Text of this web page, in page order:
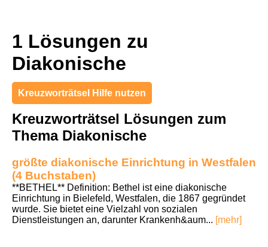
1 Lösungen zu
Diakonische
Kreuzworträtsel Hilfe nutzen
Kreuzworträtsel Lösungen zum
Thema Diakonische
größte diakonische Einrichtung in Westfalen
(4 Buchstaben)
**BETHEL** Definition: Bethel ist eine diakonische
Einrichtung in Bielefeld, Westfalen, die 1867 gegründet
wurde. Sie bietet eine Vielzahl von sozialen
Dienstleistungen an, darunter Krankenh&aum... [mehr]